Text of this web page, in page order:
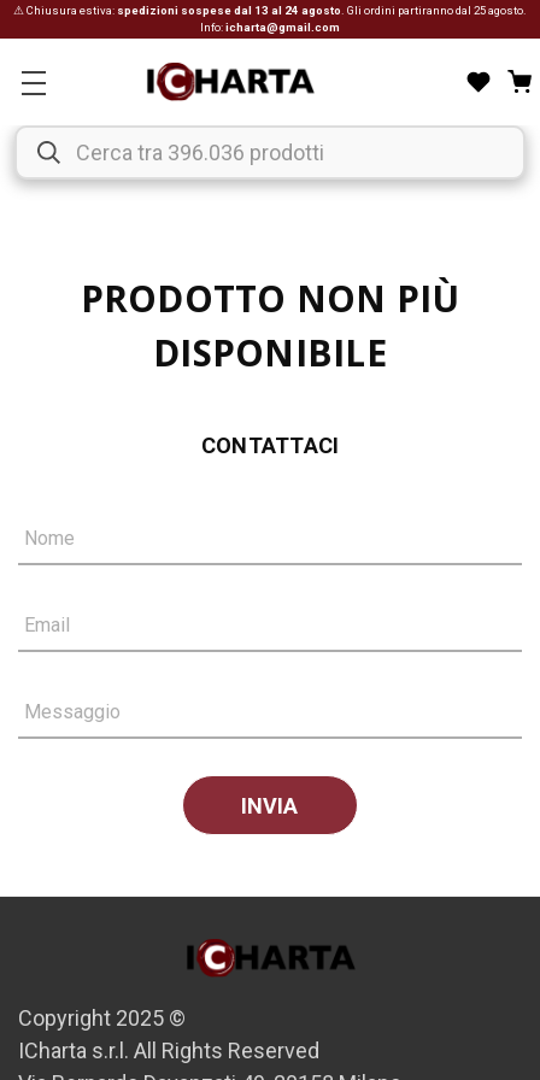
⚠ Chiusura estiva: spedizioni sospese dal 13 al 24 agosto . Gli ordini partiranno dal 25 agosto.
Info:icharta@gmail.com
PRODOTTO NON PIÙ
DISPONIBILE
CONTATTACI
Nome
Email
Messaggio
Copyright 2025 ©
ICharta s.r.l. All Rights Reserved